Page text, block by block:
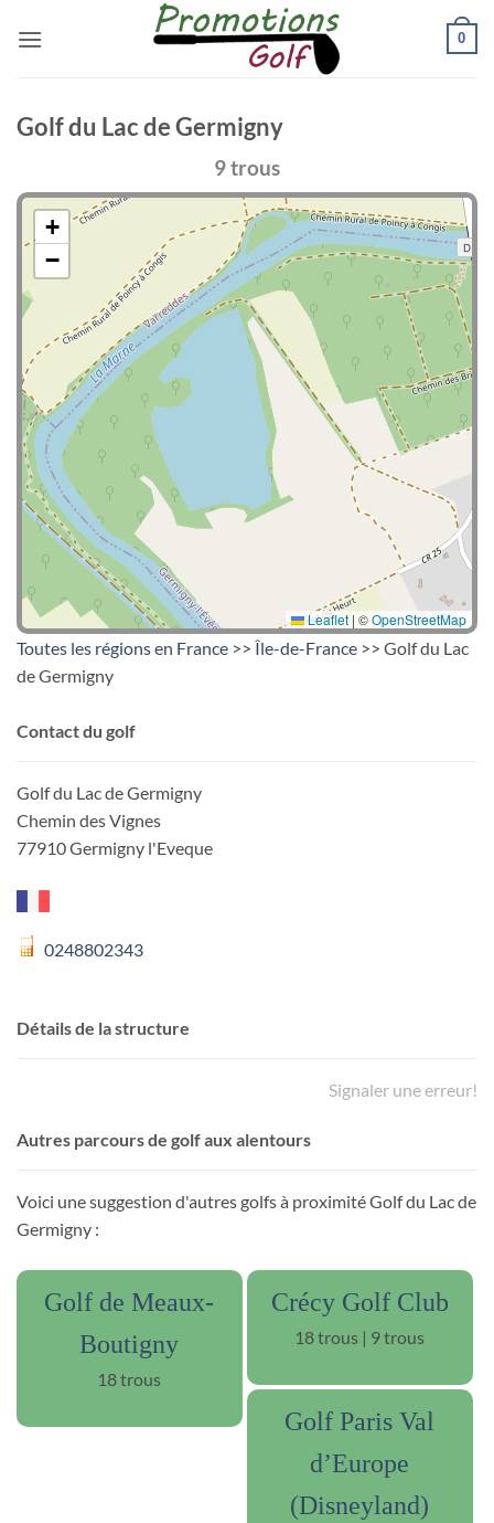
0
Golf du Lac de Germigny
9 trous
+
−
Leaflet | ©OpenStreetMap
Toutes les régions en France >> Île-de-France >> Golf du Lac
de Germigny
Contact du golf
Golf du Lac de Germigny
Chemin des Vignes
77910 Germigny l'Eveque
0248802343
Détails de la structure
Signaler une erreur!
Autres parcours de golf aux alentours
Voici une suggestion d'autres golfs à proximité Golf du Lac de
Germigny :
Golf de Meaux-
Boutigny
18 trous
Crécy Golf Club
18 trous | 9 trous
Golf Paris Val
d’Europe
(Disneyland)